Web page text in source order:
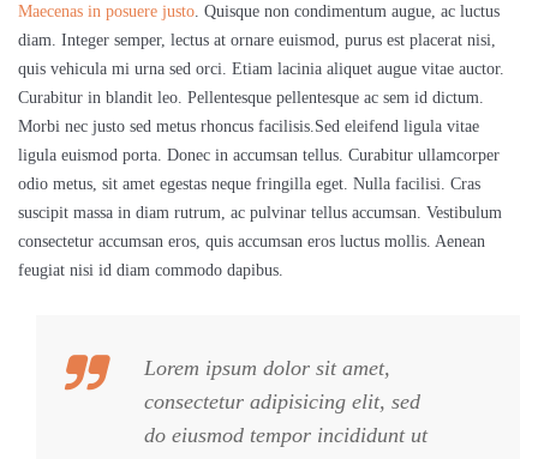
Maecenas in posuere justo . Quisque non condimentum augue, ac luctus
diam. Integer semper, lectus at ornare euismod, purus est placerat nisi,
quis vehicula mi urna sed orci. Etiam lacinia aliquet augue vitae auctor.
Curabitur in blandit leo. Pellentesque pellentesque ac sem id dictum.
Morbi nec justo sed metus rhoncus facilisis.Sed eleifend ligula vitae
ligula euismod porta. Donec in accumsan tellus. Curabitur ullamcorper
odio metus, sit amet egestas neque fringilla eget. Nulla facilisi. Cras
suscipit massa in diam rutrum, ac pulvinar tellus accumsan. Vestibulum
consectetur accumsan eros, quis accumsan eros luctus mollis. Aenean
feugiat nisi id diam commodo dapibus.
Lorem ipsum dolor sit amet,
consectetur adipisicing elit, sed
do eiusmod tempor incididunt ut